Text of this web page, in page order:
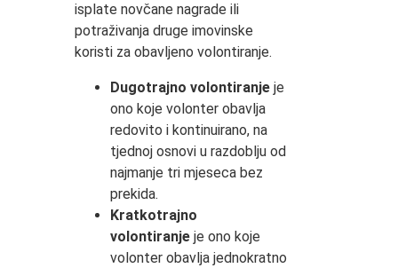
isplate novčane nagrade ili
potraživanja druge imovinske
koristi za obavljeno volontiranje.
Dugotrajno volontiranjeje
ono koje volonter obavlja
redovito i kontinuirano, na
tjednoj osnovi u razdoblju od
najmanje tri mjeseca bez
prekida.
Kratkotrajno
volontiranjeje ono koje
volonter obavlja jednokratno